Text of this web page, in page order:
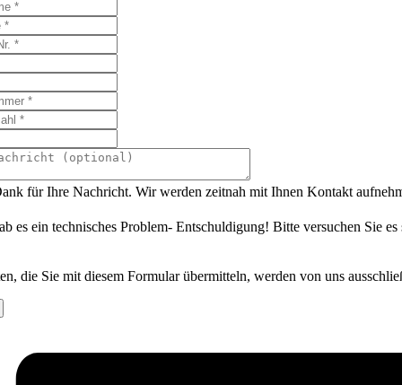
für Ihre Nachricht. Wir werden zeitnah mit Ihnen Kontakt
es ein technisches Problem- Entschuldigung! Bitte versuchen Sie
die Sie mit diesem Formular übermitteln, werden von uns